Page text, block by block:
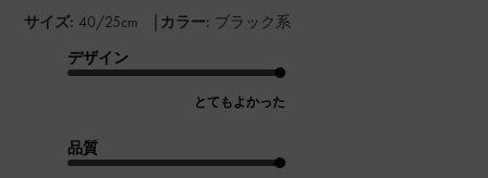
サイズ: 40/25cm | カラー: ブラック系
デザイン
とてもよかった
品質